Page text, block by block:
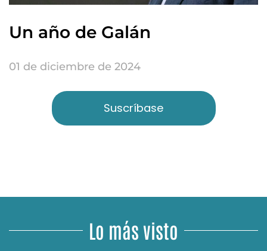
Un año de Galán
01 de diciembre de 2024
Suscríbase
Lo más visto